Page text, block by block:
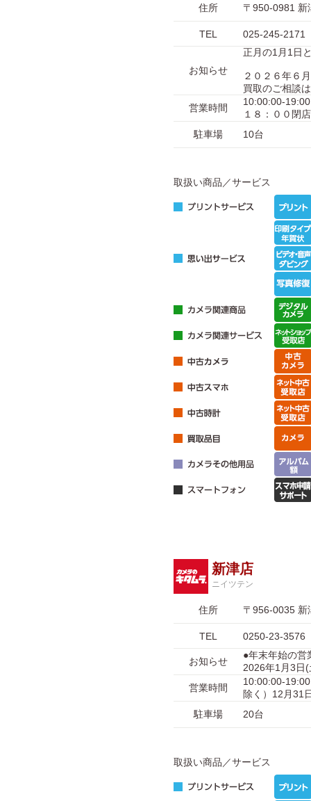
住所 〒950-0981 新
TEL 025-245-2171
お知らせ
正月の1月1日
２０２６年６
買取のご相談
営業時間
10:00:00-
１８：００閉店
駐車場
10台
取扱い商品／サービス
新津店
ニイツテン
住所 〒956-0035 新
TEL 0250-23-3576
お知らせ
●年末年始の営
2026年1月3日
営業時間
10:00:00-
除く）12月31
駐車場
20台
取扱い商品／サービス